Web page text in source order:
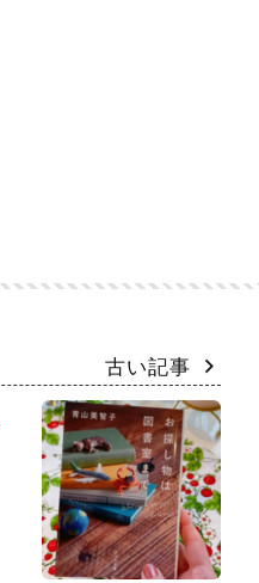
古い記事